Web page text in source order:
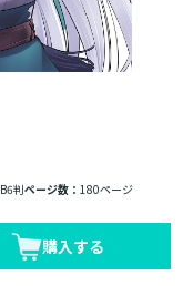
B6判ページ数： 180ページ
購入する